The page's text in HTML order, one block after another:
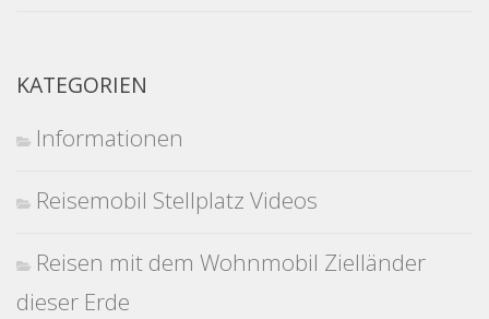
KATEGORIEN
Informationen
Reisemobil Stellplatz Videos
Reisen mit dem Wohnmobil Zielländer
dieser Erde